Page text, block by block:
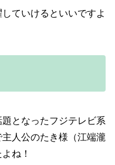
ていけるといいですよ
となったフジテレビ系
主人公のたき様（江端瀧
ね！